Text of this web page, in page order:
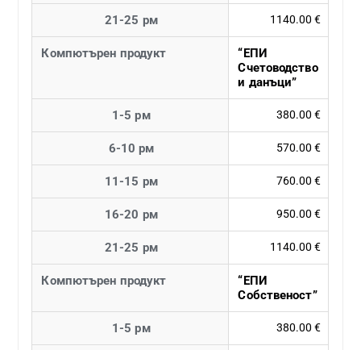
21-25 рм 1140.00 €
Компютърен продукт
“ЕПИ
Счетоводство
и данъци”
1-5 рм 380.00 €
6-10 рм 570.00 €
11-15 рм 760.00 €
16-20 рм 950.00 €
21-25 рм 1140.00 €
Компютърен продукт
“ЕПИ
Собственост”
1-5 рм 380.00 €